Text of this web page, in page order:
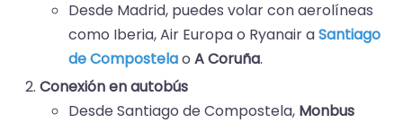
Desde Madrid, puedes volar con aerolíneas
como Iberia, Air Europa o Ryanair aSantiago
de Compostelao A Coruña.
Conexión en autobús
Desde Santiago de Compostela, Monbus